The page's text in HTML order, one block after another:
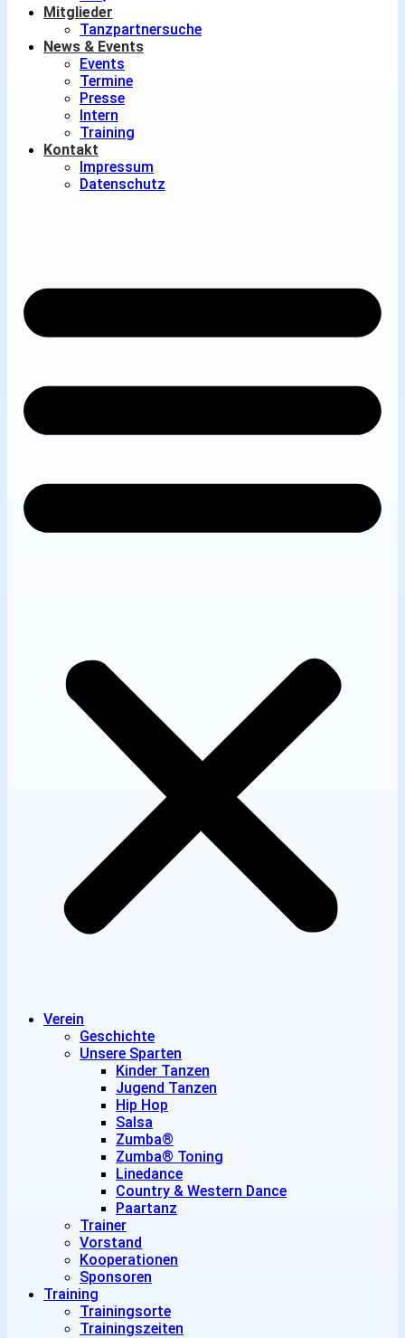
Mitglieder
Tanzpartnersuche
News & Events
Events
Termine
Presse
Intern
Training
Kontakt
Impressum
Datenschutz
Verein
Geschichte
Unsere Sparten
Kinder Tanzen
Jugend Tanzen
Hip Hop
Salsa
Zumba®
Zumba® Toning
Linedance
Country & Western Dance
Paartanz
Trainer
Vorstand
Kooperationen
Sponsoren
Training
Trainingsorte
Trainingszeiten